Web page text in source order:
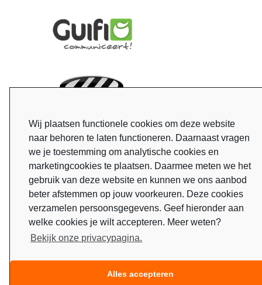
Wij plaatsen functionele cookies om deze website
naar behoren te laten functioneren. Daarnaast vragen
we je toestemming om analytische cookies en
marketingcookies te plaatsen. Daarmee meten we het
gebruik van deze website en kunnen we ons aanbod
beter afstemmen op jouw voorkeuren. Deze cookies
verzamelen persoonsgegevens. Geef hieronder aan
welke cookies je wilt accepteren. Meer weten?
Bekijk onze privacypagina.
Alles accepteren